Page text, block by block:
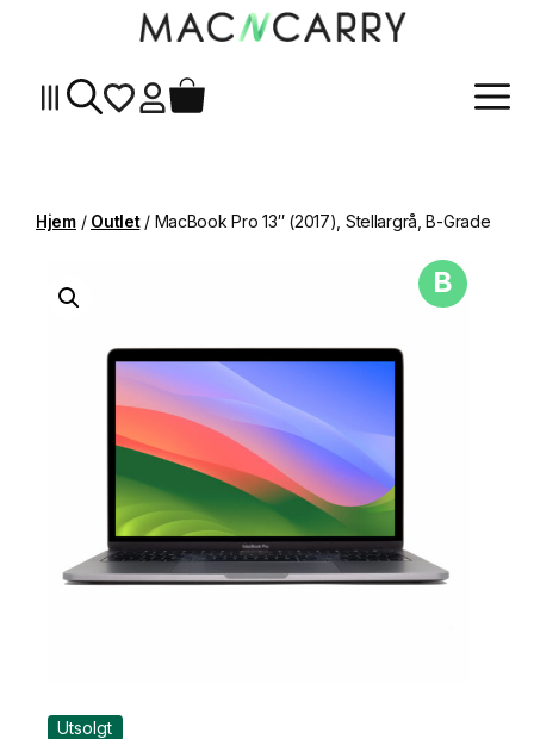
Hjem/ Outlet/ MacBook Pro 13″ (2017), Stellargrå, B-Grade
B
Utsolgt